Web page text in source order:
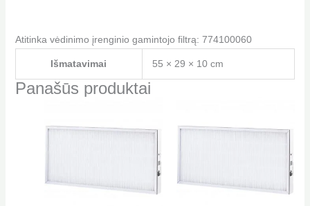
Atitinka vėdinimo įrenginio gamintojo filtrą: 774100060
Išmatavimai 55 × 29 × 10 cm
Panašūs produktai